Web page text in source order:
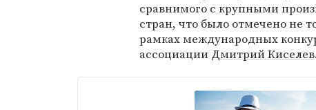
сравнимого с крупными
стран, что было отмечено не
рамках международных
ассоциации Дмитрий Киселев.